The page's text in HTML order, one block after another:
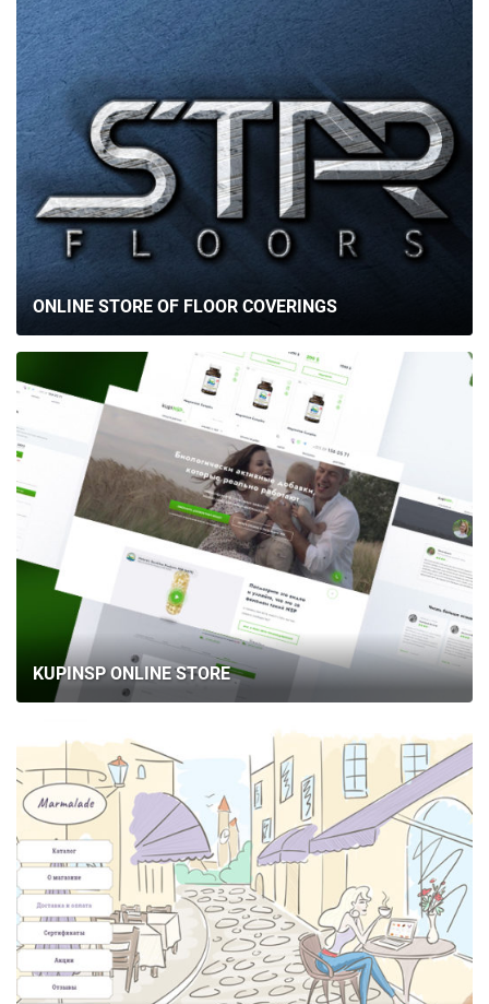
ONLINE STORE OF FLOOR COVERINGS
KUPINSP ONLINE STORE